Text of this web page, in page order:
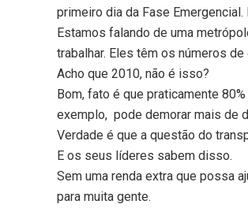
primeiro dia da Fase
Estamos falando de uma
trabalhar. Eles têm os números
Acho que 2010, não é isso?
Bom, fato é que praticamente
exemplo, pode demorar mais de
Verdade é que a questão do
E os seus líderes sabem disso.
Sem uma renda extra que possa
para muita gente.